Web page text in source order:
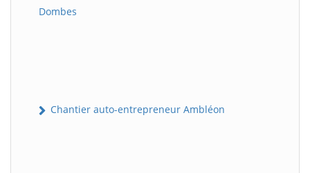
Dombes
Chantier auto-entrepreneur Ambléon